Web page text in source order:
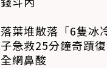
落葉堆散落「6隻冰
子急救25分鐘奇蹟
全網鼻酸